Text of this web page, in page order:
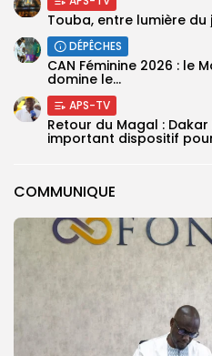
COMMUNIQUE
Touba, entre lumière
DÉPÊCHES
‎CAN Féminine 2026 : le
domine le...
APS-TV
Retour du Magal :
important dispositif